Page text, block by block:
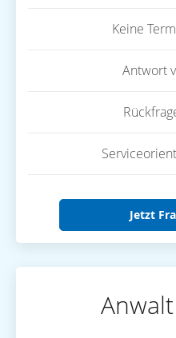
Keine
Antwort
Jetzt